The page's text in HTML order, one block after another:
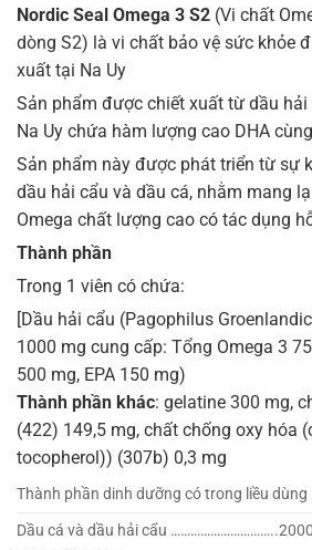
Nordic Seal Omega 3 S2 (Vi chất
dòng S2) là vi chất bảo vệ sức khỏe
xuất tại Na Uy
Sản phẩm được chiết xuất từ dầu hải
Na Uy chứa hàm lượng cao DHA
Sản phẩm này được phát triển từ sự
dầu hải cẩu và dầu cá, nhằm mang
Omega chất lượng cao có tác dụng
Thành phần
Trong 1 viên có chứa:
[Dầu hải cẩu (Pagophilus
1000 mg cung cấp: Tổng Omega 3
500 mg, EPA 150 mg)
Thành phần khác: gelatine 300 mg,
(422) 149,5 mg, chất chống oxy hóa
tocopherol)) (307b) 0,3 mg
Thành phần dinh dưỡng có trong liều dùng
Dầu cá và dầu hải cẩu